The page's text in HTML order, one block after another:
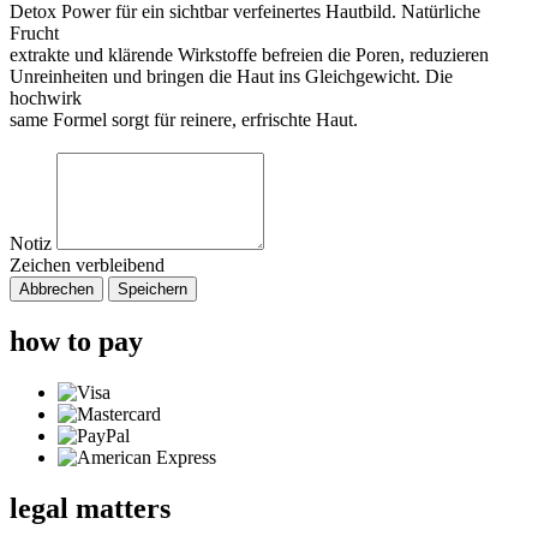
Detox Power für ein sichtbar verfeinertes Hautbild. Natürliche
Frucht
extrakte und klärende Wirkstoffe befreien die Poren, reduzieren
Unreinheiten und bringen die Haut ins Gleichgewicht. Die
hochwirk
same Formel sorgt für reinere, erfrischte Haut.
Notiz
Zeichen verbleibend
Abbrechen Speichern
how to pay
legal matters